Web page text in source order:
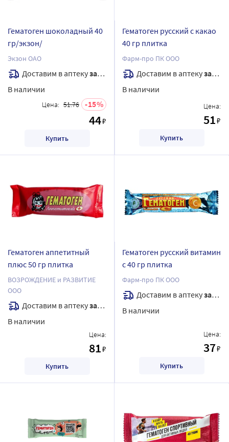
Гематоген шоколадный 40
гр/экзон/
Экзон ОАО
Доставим в аптекузавтра
В наличии
Цена: 51.76 15
44₽
Купить
Гематоген русский с какао
40 гр плитка
Фарм-про ПК ООО
Доставим в аптекузавтра
В наличии
Цена:
51₽
Купить
Гематоген аппетитный
плюс 50 гр плитка
ВОЗРОЖДЕНИЕ и РАЗВИТИЕ
ООО
Доставим в аптекузавтра
В наличии
Цена:
81₽
Купить
Гематоген русский витамин
с 40 гр плитка
Фарм-про ПК ООО
Доставим в аптекузавтра
В наличии
Цена:
37₽
Купить